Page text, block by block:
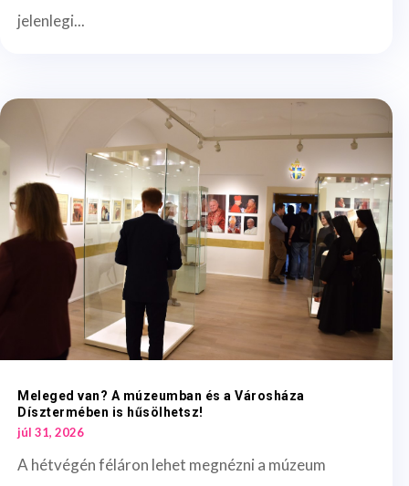
jelenlegi...
Meleged van? A múzeumban és a Városháza
Dísztermében is hűsölhetsz!
júl 31, 2026
A hétvégén féláron lehet megnézni a múzeum